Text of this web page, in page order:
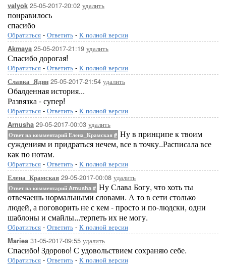
valyok 25-05-2017-20:02 удалить
понравилось
спасибо
Обратиться - Ответить - К полной версии
Akmaya 25-05-2017-21:19 удалить
Спасибо дорогая!
Обратиться - Ответить - К полной версии
Славка_Ядин 25-05-2017-21:54 удалить
Обалденная история...
Развязка - супер!
Обратиться - Ответить - К полной версии
Arnusha 29-05-2017-00:03 удалить
Ответ на комментарий Елена_Крамская # Ну в принципе к твоим
суждениям и придраться нечем, все в точку..Расписала все
как по нотам.
Обратиться - Ответить - К полной версии
Елена_Крамская 29-05-2017-00:08 удалить
Ответ на комментарий Arnusha # Ну Слава Богу, что хоть ты
отвечаешь нормальными словами. А то в сети столько
людей, а поговорить не с кем - просто и по-людски, одни
шаблоны и смайлы...терпеть их не могу.
Обратиться - Ответить - К полной версии
Mariea 31-05-2017-09:55 удалить
Спасибо! Здорово! С удовольствием сохраняю себе.
Обратиться - Ответить - К полной версии